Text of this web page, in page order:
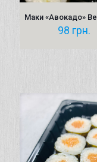
Маки «Авокадо»
98 грн.